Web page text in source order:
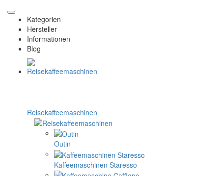
Kategorien
Hersteller
Informationen
Blog
Reisekaffeemaschinen
Outin
Kaffeemaschinen Staresso